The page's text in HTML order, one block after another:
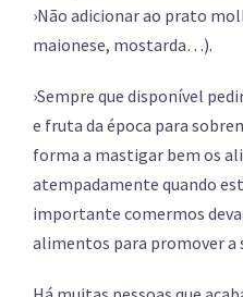
›Não adicionar ao prato
maionese, mostarda…).
›Sempre que disponível
e fruta da época para
forma a mastigar bem os
atempadamente quando
importante comermos
alimentos para promover a